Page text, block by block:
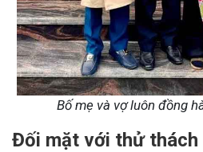
Bố mẹ và vợ luôn đồng
Đối mặt với thử thách